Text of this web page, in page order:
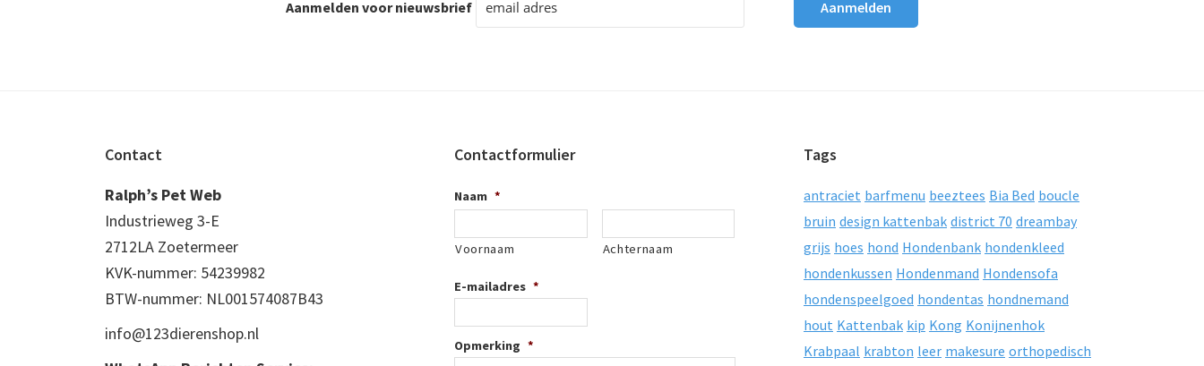
Aanmelden voor nieuwsbrief
Contact
Ralph’s Pet Web
Industrieweg 3-E
2712LA Zoetermeer
KVK-nummer: 54239982
BTW-nummer: NL001574087B43
info@123dierenshop.nl
Contactformulier
Naam *
Voornaam Achternaam
E-mailadres *
Opmerking *
Tags
antraciet barfmenu beeztees Bia Bed boucle
bruin design kattenbak district 70 dreambay
grijs hoes hond Hondenbank hondenkleed
hondenkussen Hondenmand Hondensofa
hondenspeelgoed hondentas hondnemand
hout Kattenbak kip Kong Konijnenhok
Krabpaal krabton leer makesure orthopedisch